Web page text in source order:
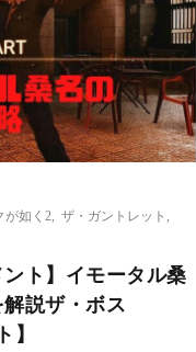
が如く2 ザ・ガントレット
ント】イモータル桑
説ザ・ボス